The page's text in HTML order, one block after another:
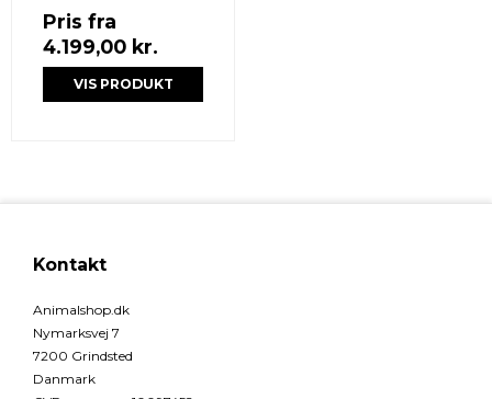
Pris fra
4.199,00 kr.
VIS PRODUKT
Kontakt
Animalshop.dk
Nymarksvej 7
7200 Grindsted
Danmark